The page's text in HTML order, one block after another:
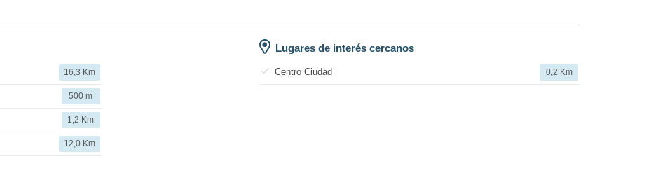
16,3 Km
500 m
1,2 Km
12,0 Km
Lugares de interés cercanos
Centro Ciudad 0,2 Km